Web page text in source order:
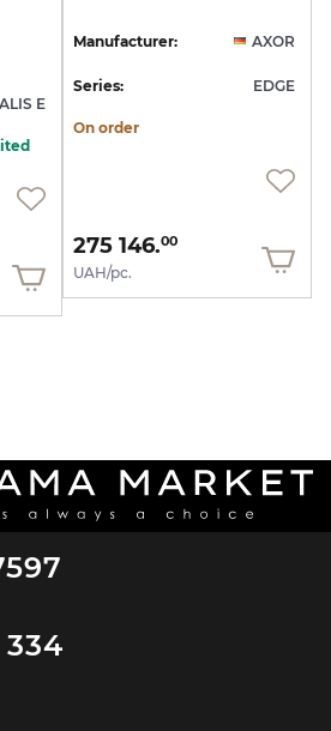
E
Manufacturer: AXOR
Series: EDGE
On order
275 146.00
UAH/pc.
334